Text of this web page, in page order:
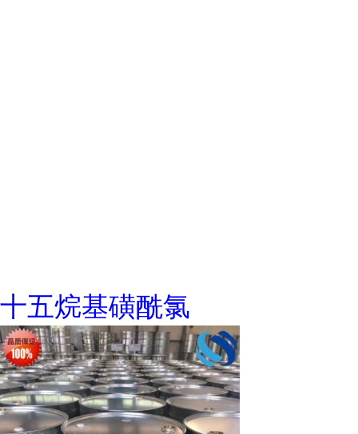
十五烷基磺酰氯